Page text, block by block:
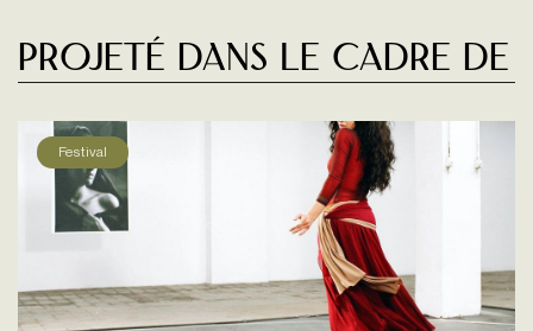
Projeté dans le cadre de
Festival